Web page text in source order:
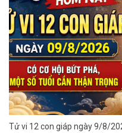
Tử vi 12 con giáp ngày 9/8/